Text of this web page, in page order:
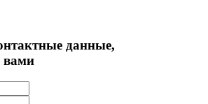
данные,
вами